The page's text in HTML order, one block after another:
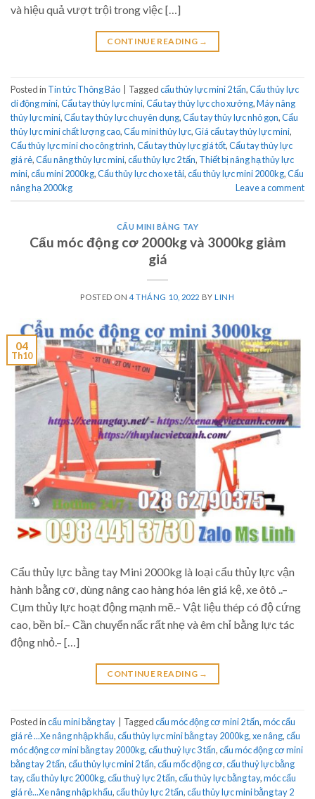
và hiệu quả vượt trội trong việc […]
CONTINUE READING →
Posted in Tin tức Thông Báo Taggedcẩu thủy lực mini 2 tấn,Cẩu thủy lực
di động mini,Cẩu tay thủy lực mini,Cẩu tay thủy lực cho xưởng,Máy nâng
thủy lực mini,Cẩu tay thủy lực chuyên dụng,Cẩu tay thủy lực nhỏ gọn,Cẩu
thủy lực mini chất lượng cao,Cẩu mini thủy lực,Giá cẩu tay thủy lực mini,
Cẩu thủy lực mini cho công trình,Cẩu tay thủy lực giá tốt,Cẩu tay thủy lực
giá rẻ,Cẩu nâng thủy lực mini,cẩu thủy lực 2 tấn, Thiết bị nâng hạ thủy lực
mini,cẩu mini 2000kg,Cẩu thủy lực cho xe tải,cẩu thủy lực mini 2000kg,Cẩu
nâng hạ 2000kg
Leave a comment
CẨU MINI BẰNG TAY
Cẩu móc động cơ 2000kg và 3000kg giảm
giá
POSTED ON4 THÁNG 10, 2022 BYLINH
04
Th10
Cẩu thủy lực bằng tay Mini 2000kg là loại cẩu thủy lực vận
hành bằng cơ, dùng nâng cao hàng hóa lên giá kệ, xe ôtô ..–
Cụm thủy lực hoạt động mạnh mẽ.– Vật liệu thép có độ cứng
cao, bền bỉ.– Cần chuyển nấc rất nhẹ và êm chỉ bằng lực tác
động nhỏ.– […]
CONTINUE READING →
Posted incẩu mini bằng tay Taggedcẩu móc động cơ mini 2 tấn,móc cẩu
giá rẻ ...Xe nâng nhập khẩu,cẩu thủy lực mini bằng tay 2000kg,xe nâng,cẩu
móc động cơ mini bằng tay 2000kg,cẩu thuỷ lực 3 tấn,cẩu móc động cơ mini
bằng tay 2 tấn,cẩu thủy lực mini 2 tấn,cẩu mốc động cơ,cẩu thuỷ lực bằng
tay,cẩu thủy lực 2000kg,cẩu thuỷ lực 2 tấn,cẩu thủy lực bằng tay,móc cẩu
giá rẻ...Xe nâng nhập khẩu,cẩu thủy lực 2 tấn,cẩu thủy lực mini bằng tay 2